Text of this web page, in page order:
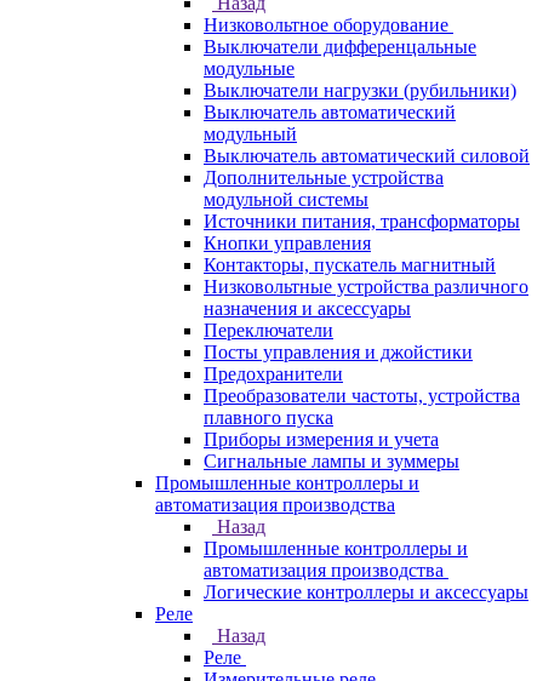
Низковольтное оборудование
Выключатели дифференцальные
модульные
Выключатели нагрузки (рубильники)
Выключатель автоматический
модульный
Выключатель автоматический силовой
Дополнительные устройства
модульной системы
Источники питания, трансформаторы
Кнопки управления
Контакторы, пускатель магнитный
Низковольтные устройства различного
назначения и аксессуары
Переключатели
Посты управления и джойстики
Предохранители
Преобразователи частоты, устройства
плавного пуска
Приборы измерения и учета
Сигнальные лампы и зуммеры
Промышленные контроллеры и
автоматизация производства
Назад
Промышленные контроллеры и
автоматизация производства
Логические контроллеры и аксессуары
Реле
Назад
Реле